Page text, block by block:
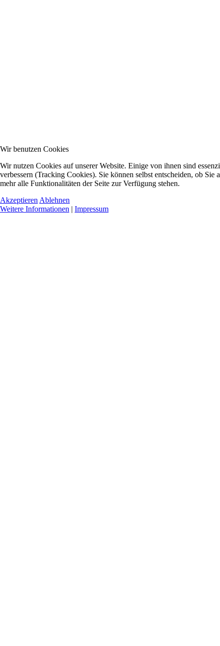
Wir benutzen Cookies
Wir nutzen Cookies auf unserer Website. Einige von ihnen sind
verbessern (Tracking Cookies). Sie können selbst entscheiden, ob
mehr alle Funktionalitäten der Seite zur Verfügung stehen.
Akzeptieren Ablehnen
Weitere Informationen | Impressum